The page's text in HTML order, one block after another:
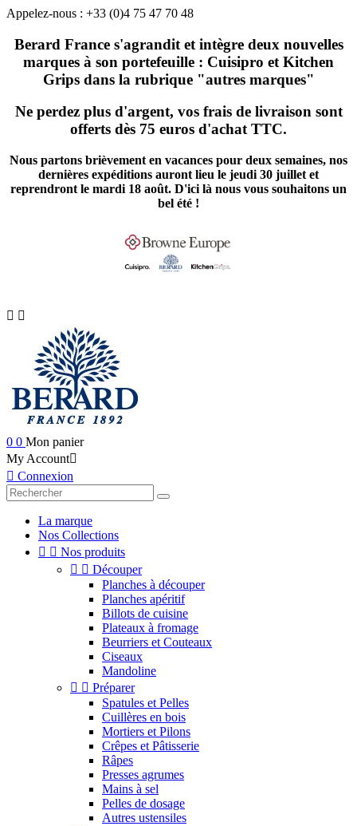
Appelez-nous : +33 (0)4 75 47 70 48
Berard France s'agrandit et intègre deux nouvelles
marques à son portefeuille : Cuisipro et Kitchen
Grips dans la rubrique "autres marques"
Ne perdez plus d'argent, vos frais de livraison sont
offerts dès 75 euros d'achat TTC.
Nous partons brièvement en vacances pour deux semaines, nos
dernières expéditions auront lieu le jeudi 30 juillet et
reprendront le mardi 18 août. D'ici là nous vous souhaitons un
bel été !
 
0 0 Mon panier
My Account
 Connexion
La marque
Nos Collections
  Nos produits
  Découper
Planches à découper
Planches apéritif
Billots de cuisine
Plateaux à fromage
Beurriers et Couteaux
Ciseaux
Mandoline
  Préparer
Spatules et Pelles
Cuillères en bois
Mortiers et Pilons
Crêpes et Pâtisserie
Râpes
Presses agrumes
Mains à sel
Pelles de dosage
Autres ustensiles